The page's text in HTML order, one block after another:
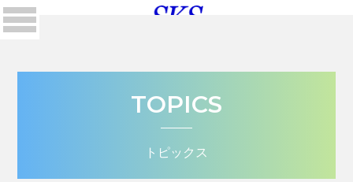
TOPICS
トピックス